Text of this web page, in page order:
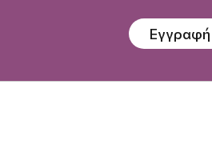
Εγγραφή